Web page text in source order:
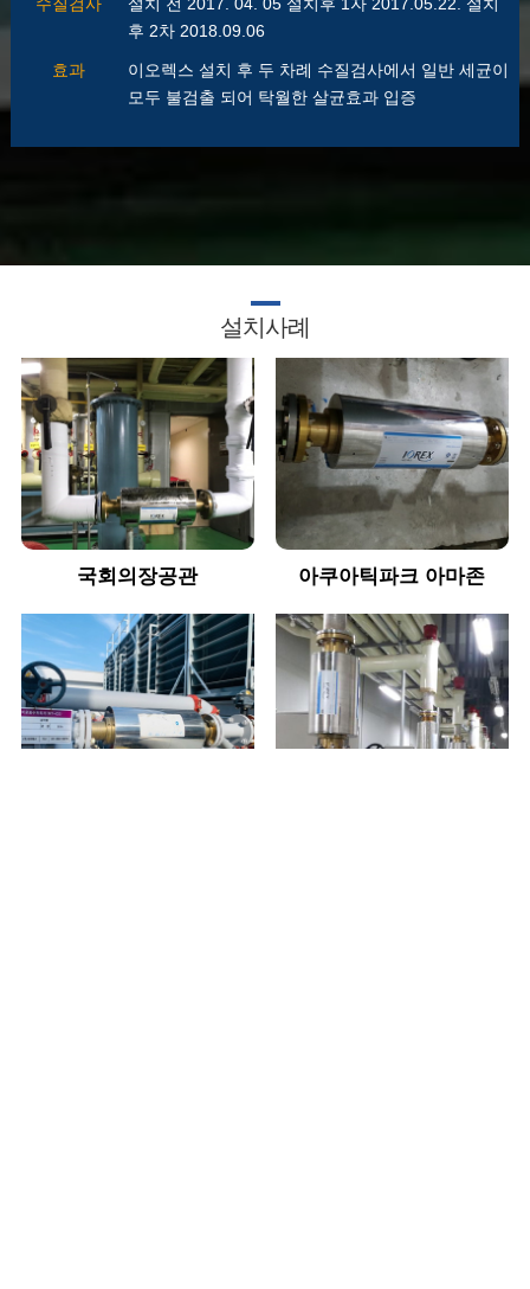
수질검사
설치 전 2017. 04. 05 설치후 1자 2017.05.22. 설치
후 2차 2018.09.06
효과
이오렉스 설치 후 두 차례 수질검사에서 일반 세균이
모두 불검출 되어 탁월한 살균효과 입증
설치사례
국회의장공관 아쿠아틱파크 아마존